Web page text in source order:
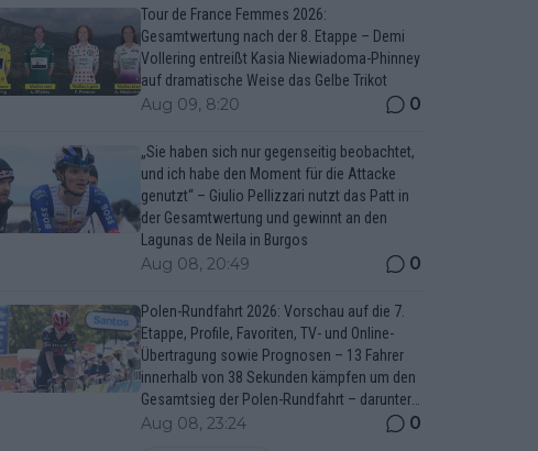
Tour de France Femmes 2026:
Gesamtwertung nach der 8. Etappe – Demi
Vollering entreißt Kasia Niewiadoma-Phinney
auf dramatische Weise das Gelbe Trikot
Aug 09, 8:20 0
„Sie haben sich nur gegenseitig beobachtet,
und ich habe den Moment für die Attacke
genutzt“ – Giulio Pellizzari nutzt das Patt in
der Gesamtwertung und gewinnt an den
Lagunas de Neila in Burgos
Aug 08, 20:49 0
Polen-Rundfahrt 2026: Vorschau auf die 7.
Etappe, Profile, Favoriten, TV- und Online-
Übertragung sowie Prognosen – 13 Fahrer
innerhalb von 38 Sekunden kämpfen um den
Gesamtsieg der Polen-Rundfahrt – darunter
Marco Brenner und Jan Christen
Aug 08, 23:24 0